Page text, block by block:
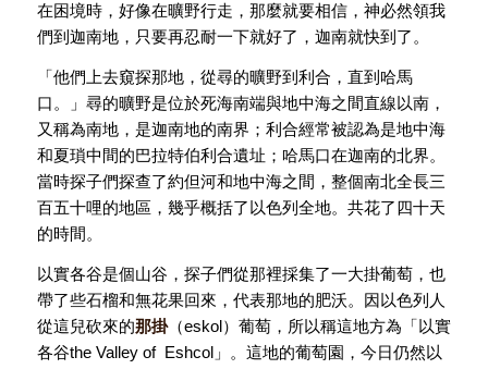
在困境時，好像在曠野行走，那麼就要相信，神必然領我
們到迦南地，只要再忍耐一下就好了，迦南就快到了。
「他們上去窺探那地，從尋的曠野到利合，直到哈馬
口。」尋的曠野是位於死海南端與地中海之間直線以南，
又稱為南地，是迦南地的南界；利合經常被認為是地中海
和夏瑣中間的巴拉特伯利合遺址；哈馬口在迦南的北界。
當時探子們探查了約但河和地中海之間，整個南北全長三
百五十哩的地區，幾乎概括了以色列全地。共花了四十天
的時間。
以實各谷是個山谷，探子們從那裡採集了一大掛葡萄，也
帶了些石榴和無花果回來，代表那地的肥沃。因以色列人
從這兒砍來的那掛（eskol）葡萄，所以稱這地方為「以實
各谷the Valley of Eshcol」。這地的葡萄園，今日仍然以